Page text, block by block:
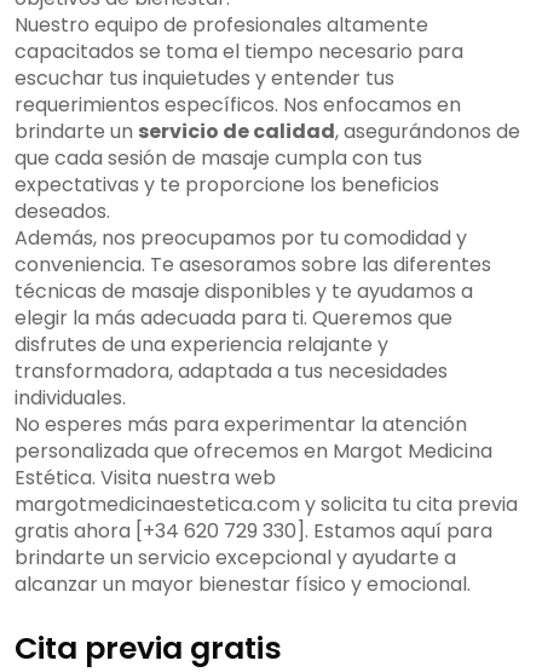
Nuestro equipo de profesionales altamente
capacitados se toma el tiempo necesario para
escuchar tus inquietudes y entender tus
requerimientos específicos. Nos enfocamos en
brindarte un servicio de calidad, asegurándonos de
que cada sesión de masaje cumpla con tus
expectativas y te proporcione los beneficios
deseados.
Además, nos preocupamos por tu comodidad y
conveniencia. Te asesoramos sobre las diferentes
técnicas de masaje disponibles y te ayudamos a
elegir la más adecuada para ti. Queremos que
disfrutes de una experiencia relajante y
transformadora, adaptada a tus necesidades
individuales.
No esperes más para experimentar la atención
personalizada que ofrecemos en Margot Medicina
Estética. Visita nuestra web
margotmedicinaestetica.com y solicita tu cita previa
gratis ahora [+34 620 729 330]. Estamos aquí para
brindarte un servicio excepcional y ayudarte a
alcanzar un mayor bienestar físico y emocional.
Cita previa gratis